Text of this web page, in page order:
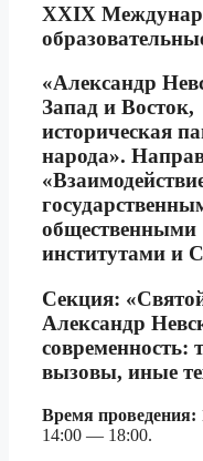
ХXIX
«Александр
Запад и Восток,
историческая
народа».
общественными
институтами и
Секция:
Александр
современность:
вызовы, иные
Время проведения:
14:00 — 18:00.